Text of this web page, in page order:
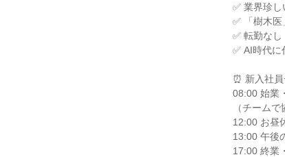
✅ 業界珍
✅ 「樹木
✅ 転勤な
✅ AI時代
⏰ 新入社
08:00 始業
（チーム
12:00 お昼
13:00 午後
17:00 終業